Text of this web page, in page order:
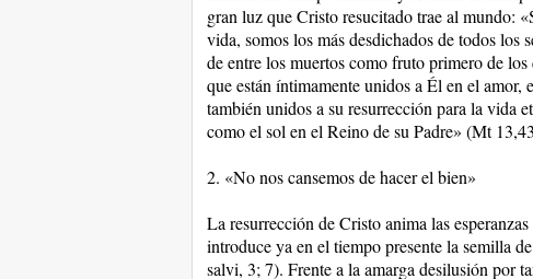
gran luz que Cristo resucitado trae al mundo:
vida, somos los más desdichados de todos los
de entre los muertos como fruto primero de
que están íntimamente unidos a Él en el
también unidos a su resurrección para la vida
como el sol en el Reino de su Padre» (Mt
2. «No nos cansemos de hacer el bien»
La resurrección de Cristo anima las
introduce ya en el tiempo presente la semilla
salvi, 3; 7). Frente a la amarga desilusión por